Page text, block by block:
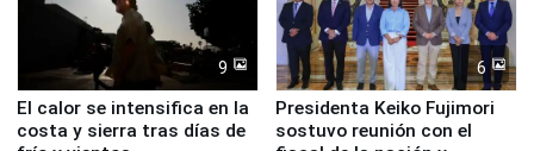
9
El calor se intensifica en la
costa y sierra tras días de
6
Presidenta Keiko Fujimori
sostuvo reunión con el